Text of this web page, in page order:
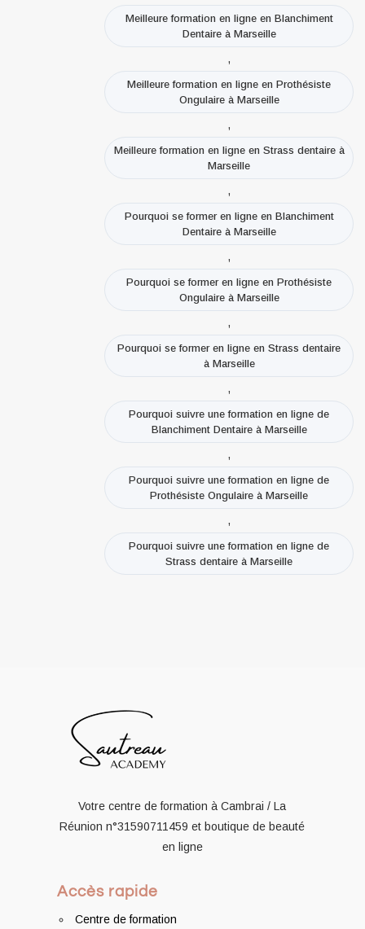
Meilleure formation en ligne en Blanchiment
Dentaire à Marseille
,
Meilleure formation en ligne en Prothésiste
Ongulaire à Marseille
,
Meilleure formation en ligne en Strass dentaire à
Marseille
,
Pourquoi se former en ligne en Blanchiment
Dentaire à Marseille
,
Pourquoi se former en ligne en Prothésiste
Ongulaire à Marseille
,
Pourquoi se former en ligne en Strass dentaire
à Marseille
,
Pourquoi suivre une formation en ligne de
Blanchiment Dentaire à Marseille
,
Pourquoi suivre une formation en ligne de
Prothésiste Ongulaire à Marseille
,
Pourquoi suivre une formation en ligne de
Strass dentaire à Marseille
Votre centre de formation à Cambrai / La
Réunionn°31590711459 et boutique de beauté
en ligne
Accès rapide
Centre de formation